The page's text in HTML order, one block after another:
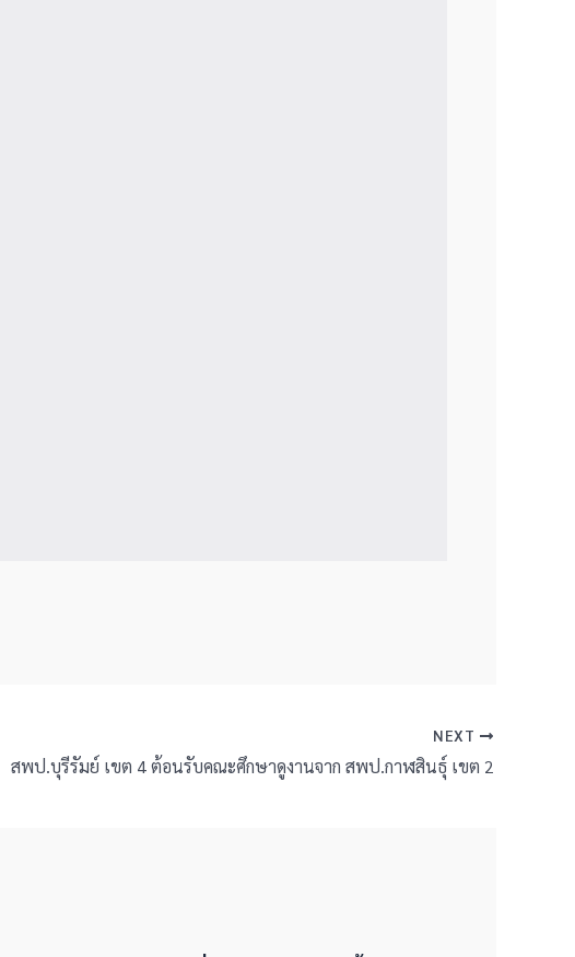
NEXT
สพป.บุรีรัมย์ เขต 4 ต้อนรับคณะศึกษาดูงานจาก สพป.กาฬสินธุ์ เขต 2